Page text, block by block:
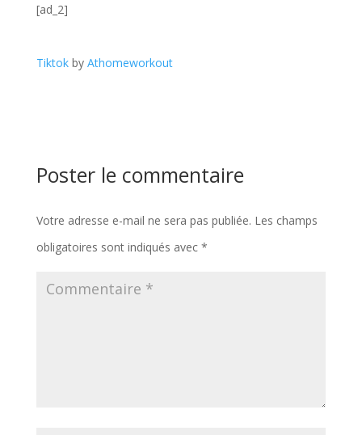
[ad_2]
Tiktok by Athomeworkout
Poster le commentaire
Votre adresse e-mail ne sera pas publiée. Les champs
obligatoires sont indiqués avec *